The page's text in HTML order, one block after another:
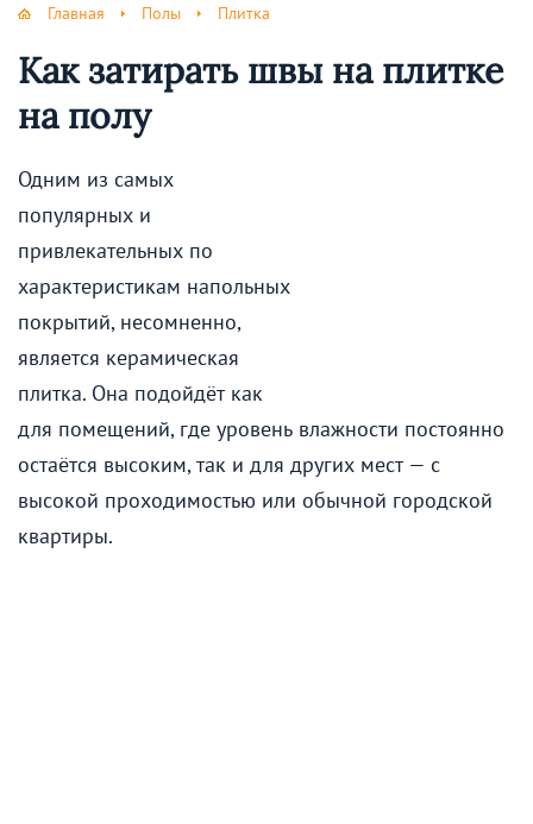
Главная Полы Плитка
Как затирать швы на плитке
на полу
Одним из самых
популярных и
привлекательных по
характеристикам напольных
покрытий, несомненно,
является керамическая
плитка. Она подойдёт как
для помещений, где уровень влажности постоянно
остаётся высоким, так и для других мест — с
высокой проходимостью или обычной городской
квартиры.